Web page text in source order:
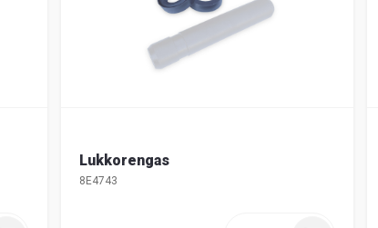
Lukkorengas
8E4743